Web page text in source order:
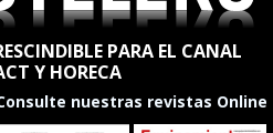
PARA EL CANAL
Y HORECA
nuestras revistas Online